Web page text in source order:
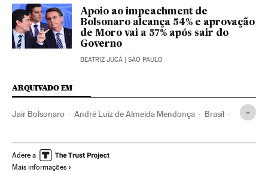
Apoio ao impeachment de
Bolsonaro alcança 54% e aprovação
de Moro vai a 57% após sair do
Governo
BEATRIZ JUCÁ | SÃO PAULO
ARQUIVADO EM
Jair Bolsonaro André Luiz de Almeida Mendonça Brasil
Flávio Bolsonaro Eduardo Bolsonaro
Latinoamérica
Adere a
Mais informações